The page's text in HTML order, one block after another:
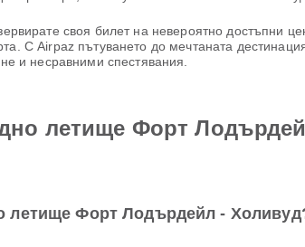
своя билет на невероятно достъпни
С Airpaz пътуването до мечтаната
и несравними спестявания.
летище Форт
летище Форт Лодърдейл -